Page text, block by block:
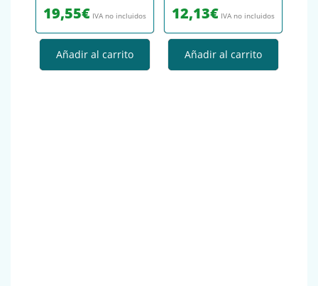
19,55€ IVA no incluidos
Añadir al carrito
12,13€ IVA no incluidos
Añadir al carrito